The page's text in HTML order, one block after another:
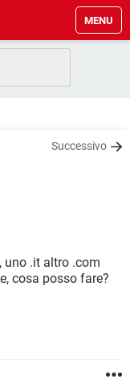
MENU
10
10
Successivo
uno .it altro .com
cosa posso fare?